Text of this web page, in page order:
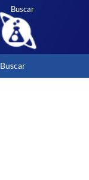
Buscar
Buscar